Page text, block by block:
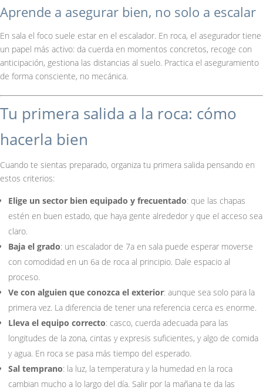
Aprende a asegurar bien, no solo a escalar
En sala el foco suele estar en el escalador. En roca, el asegurador tiene
un papel más activo: da cuerda en momentos concretos, recoge con
anticipación, gestiona las distancias al suelo. Practica el aseguramiento
de forma consciente, no mecánica.
Tu primera salida a la roca: cómo
hacerla bien
Cuando te sientas preparado, organiza tu primera salida pensando en
estos criterios:
Elige un sector bien equipado y frecuentado: que las chapas
estén en buen estado, que haya gente alrededor y que el acceso sea
claro.
Baja el grado: un escalador de 7a en sala puede esperar moverse
con comodidad en un 6a de roca al principio. Dale espacio al
proceso.
Ve con alguien que conozca el exterior: aunque sea solo para la
primera vez. La diferencia de tener una referencia cerca es enorme.
Lleva el equipo correcto: casco, cuerda adecuada para las
longitudes de la zona, cintas y expresis suficientes, y algo de comida
y agua. En roca se pasa más tiempo del esperado.
Sal temprano: la luz, la temperatura y la humedad en la roca
cambian mucho a lo largo del día. Salir por la mañana te da las